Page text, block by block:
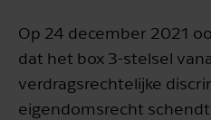
Op 24 december 2021
dat het box 3-stelsel
verdragsrechtelijke
eigendomsrecht